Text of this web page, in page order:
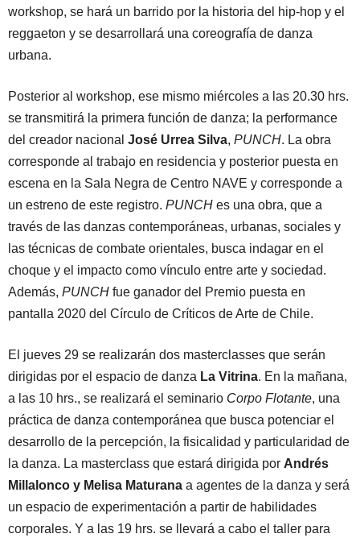
workshop, se hará un barrido por la historia del hip-hop y el
reggaeton y se desarrollará una coreografía de danza
urbana.
Posterior al workshop, ese mismo miércoles a las 20.30 hrs.
se transmitirá la primera función de danza; la performance
del creador nacional José Urrea Silva, PUNCH. La obra
corresponde al trabajo en residencia y posterior puesta en
escena en la Sala Negra de Centro NAVE y corresponde a
un estreno de este registro. PUNCH es una obra, que a
través de las danzas contemporáneas, urbanas, sociales y
las técnicas de combate orientales, busca indagar en el
choque y el impacto como vínculo entre arte y sociedad.
Además, PUNCH fue ganador del Premio puesta en
pantalla 2020 del Círculo de Críticos de Arte de Chile.
El jueves 29 se realizarán dos masterclasses que serán
dirigidas por el espacio de danza La Vitrina. En la mañana,
a las 10 hrs., se realizará el seminario Corpo Flotante, una
práctica de danza contemporánea que busca potenciar el
desarrollo de la percepción, la fisicalidad y particularidad de
la danza. La masterclass que estará dirigida por Andrés
Millalonco y Melisa Maturana a agentes de la danza y será
un espacio de experimentación a partir de habilidades
corporales. Y a las 19 hrs. se llevará a cabo el taller para